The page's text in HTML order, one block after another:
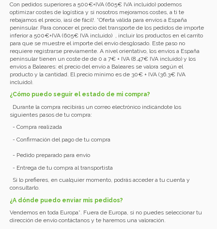
Con pedidos superiores a 500€+IVA (605€ IVA incluido) podemos
optimizar costes de logística y si nosotros mejoramos costes, a ti te
rebajamos el precio, ¡así de fácil!. *Oferta válida para envíos a España
peninsular. Para conocer el precio del transporte de los pedidos de importe
inferior a 500€+IVA (605€ IVA incluido) , incluir los productos en el carrito
para que se muestre el importe del envío desglosado. Este paso no
requiere registrarse previamente. A nivel orientativo, los envíos a España
peninsular tienen un coste de de 0 a 7€ + IVA (8.47€ IVA incluido) y los
envíos a Baleares: el precio del envío a Baleares se valora según el
producto y la cantidad. El precio mínimo es de 30€ + IVA (36.3€ IVA
incluido).
¿Cómo puedo seguir el estado de mi compra?
Durante la compra recibirás un correo electrónico indicándote los
siguientes pasos de tu compra:
- Compra realizada
- Confirmación del pago de tu compra
- Pedido preparado para envío
- Entrega de tu compra al transportista
Si lo prefieres, en cualquier momento, podrás acceder a tu cuenta y
consultarlo.
¿A dónde puedo enviar mis pedidos?
Vendemos en toda Europa*. Fuera de Europa, si no puedes seleccionar tu
dirección de envío contáctanos y te haremos una valoración.